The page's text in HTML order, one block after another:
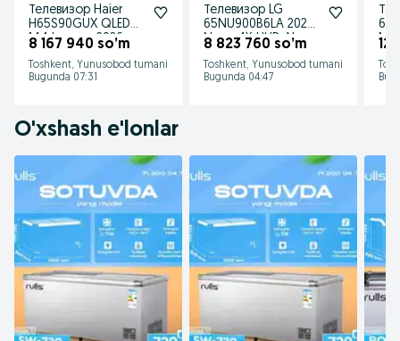
Телевизор Haier
H65S90GUX QLED
144 hz new 2026
8 167 940 so’m
Toshkent, Yunusobod tumani
Bugunda 07:31
Телевизор LG
65NU900B6LA 2026
Nano 4K UHD Al
8 823 760 so’m
Toshkent, Yunusobod tumani
Bugunda 04:47
12
O'xshash e'lonlar